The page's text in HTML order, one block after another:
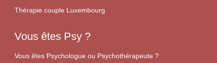
Thérapie couple Luxembourg
Vous êtes Psy ?
Vous êtes Psychologue ou Psychothérapeute ?